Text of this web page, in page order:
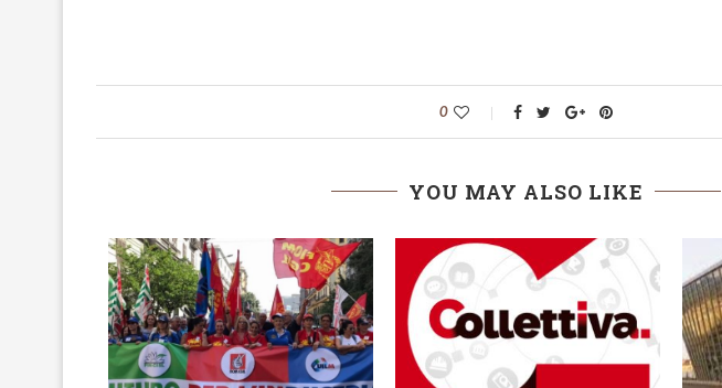
0
YOU MAY ALSO LIKE
IL NOSTRO ’69 formazione 24 ore